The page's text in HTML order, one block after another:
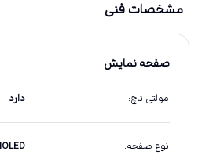
مشخصات فنی
صفحه نمایش
مولتی تاچ: دارد
نوع صفحه: